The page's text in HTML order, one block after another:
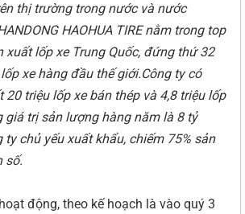
thị trường trong nước và nước
HAOHUA TIRE nằm trong top
xuất lốp xe Trung Quốc, đứng thứ 32
xe hàng đầu thế giới.Công ty có
20 triệu lốp xe bán thép và 4,8 triệu lốp
giá trị sản lượng hàng năm là 8 tỷ
ty chủ yếu xuất khẩu, chiếm 75% sản
số.
động, theo kế hoạch là vào quý 3